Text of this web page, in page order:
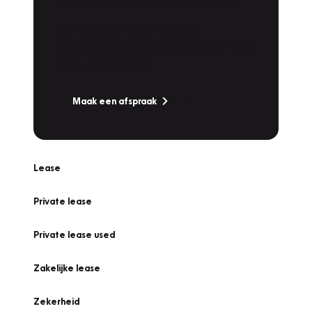
Maak een afspraak
Lease
Private lease
Private lease used
Zakelijke lease
Zekerheid